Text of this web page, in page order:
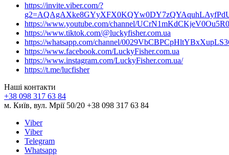
https://invite.viber.com/?
https://www.youtube.com/channel/
https://www.tiktok.com/@luckyfisher.com.ua
https://whatsapp.com/channel/
https://www.facebook.com/LuckyFisher.com.ua
https://www.instagram.com/LuckyFisher.com.ua/
https://t.me/lucfisher
Наші контакти
+38 098 317 63 84
м. Київ, вул. Мрії 50/20 +38 098 317 63 84
Viber
Viber
Telegram
Whatsapp